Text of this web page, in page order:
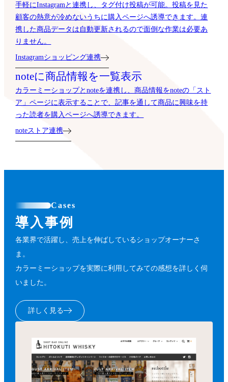
手軽にInstagramと連携し、タグ付け投稿が可能。投稿を見た
顧客の熱意が冷めないうちに購入ページへ誘導できます。連
携した商品データは自動更新されるので面倒な作業は必要あ
りません。
Instagramショッピング連携
noteに商品情報を一覧表示
カラーミーショップとnoteを連携し、商品情報をnoteの「スト
ア」ページに表示することで、記事を通して商品に興味を持
った読者を購入ページへ誘導できます。
noteストア連携
Cases
導入事例
各業界で活躍し、売上を伸ばしているショップオーナーさ
ま。
カラーミーショップを実際に利用してみての感想を詳しく伺
いました。
詳しく見る